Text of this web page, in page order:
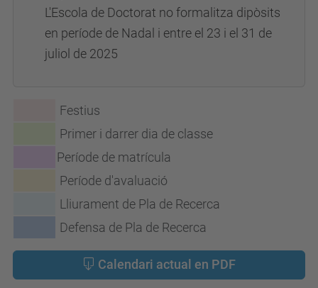
L'Escola de Doctorat no formalitza dipòsits
en període de Nadal i entre el 23 i el 31 de
juliol de 2025
Festius
Primer i darrer dia de classe
Període de matrícula
Període d'avaluació
Lliurament de Pla de Recerca
Defensa de Pla de Recerca
Calendari actual en PDF